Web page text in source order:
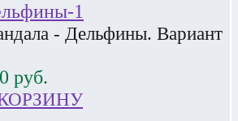
1
- Дельфины. Вариант
руб.